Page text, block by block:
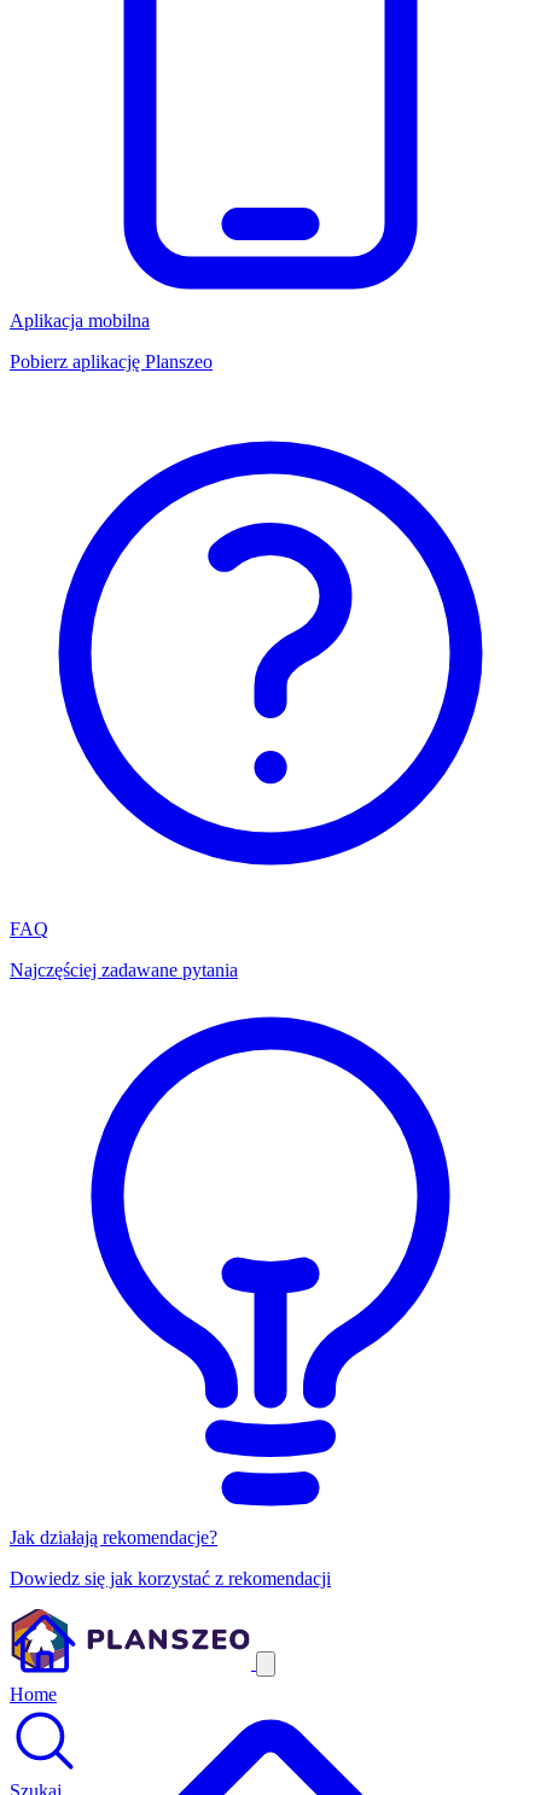
Aplikacja mobilna
Pobierz aplikację Planszeo
FAQ
Najczęściej zadawane pytania
Jak działają rekomendacje?
Dowiedz się jak korzystać z rekomendacji
Home
Szukaj